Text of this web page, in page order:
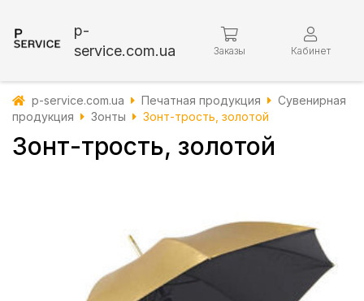
p-
service.com.ua
Заказы Кабинет
p-service.com.ua Печатная продукция
Сувенирная
продукция
Зонты Зонт-трость, золотой
Зонт-трость, золотой